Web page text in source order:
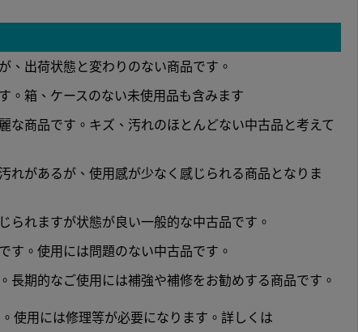
、出荷状態と変わりのない商品です。
。箱、ケースのない未使用品も含みます
な商品です。キズ、汚れのほとんどない中古品と考えて
れがあるが、使用感が少なく感じられる商品となりま
れますが状態が良い一般的な中古品です。
す。使用には問題のない中古品です。
期的なご使用には補強や補修をお勧めする商品です。
使用には修理等が必要になります。詳しくは